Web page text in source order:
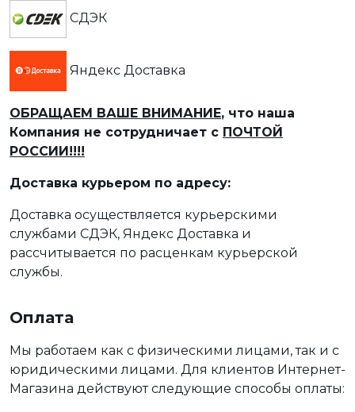
СДЭК
Яндекс Доставка
ОБРАЩАЕМ ВАШЕ ВНИМАНИЕ, что наша
Компания не сотрудничает с ПОЧТОЙ
РОССИИ!!!!
Доставка курьером по адресу:
Доставка осуществляется курьерскими
службами СДЭК, Яндекс Доставка и
рассчитывается по расценкам курьерской
службы.
Оплата
Мы работаем как с физическими лицами, так и с
юридическими лицами. Для клиентов Интернет-
Магазина действуют следующие способы оплаты: